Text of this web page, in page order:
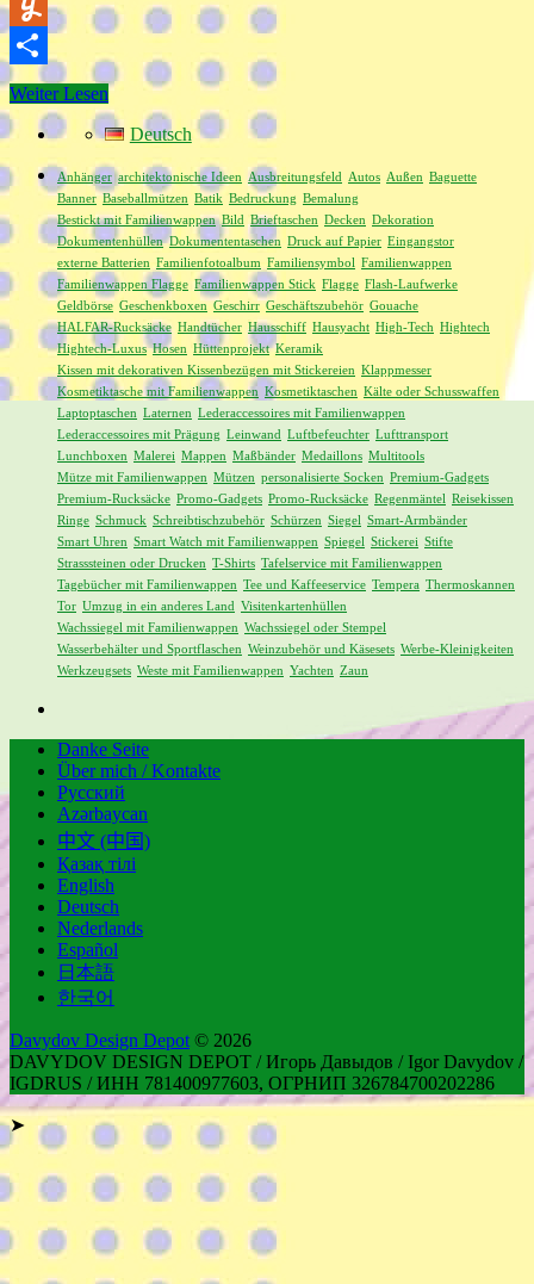
XING
Yummly
Teilen
Weiter Lesen
Deutsch
Anhänger architektonische Ideen Ausbreitungsfeld Autos Außen Baguette
Banner Baseballmützen Batik Bedruckung Bemalung
Bestickt mit Familienwappen Bild Brieftaschen Decken Dekoration
Dokumentenhüllen Dokumententaschen Druck auf Papier Eingangstor
externe Batterien Familienfotoalbum Familiensymbol
Familienwappen
Familienwappen Flagge Familienwappen Stick Flagge Flash-Laufwerke
Geldbörse Geschenkboxen Geschirr Geschäftszubehör Gouache
HALFAR-Rucksäcke Handtücher Hausschiff Hausyacht High-Tech Hightech
Hightech-Luxus Hosen Hüttenprojekt Keramik
Kissen mit dekorativen Kissenbezügen mit Stickereien Klappmesser
Kosmetiktasche mit Familienwappen Kosmetiktaschen Kälte oder Schusswaffen
Laptoptaschen Laternen Lederaccessoires mit Familienwappen
Lederaccessoires mit Prägung Leinwand Luftbefeuchter Lufttransport
Lunchboxen Malerei Mappen Maßbänder Medaillons Multitools
Mütze mit Familienwappen Mützen personalisierte Socken Premium-Gadgets
Premium-Rucksäcke Promo-Gadgets Promo-Rucksäcke Regenmäntel
Reisekissen
Ringe Schmuck Schreibtischzubehör Schürzen Siegel
Smart-Armbänder
Smart Uhren Smart Watch mit Familienwappen Spiegel Stickerei Stifte
Strasssteinen oder Drucken T-Shirts Tafelservice mit Familienwappen
Tagebücher mit Familienwappen Tee und Kaffeeservice Tempera Thermoskannen
Tor Umzug in ein anderes Land
Visitenkartenhüllen
Wachssiegel mit Familienwappen Wachssiegel oder Stempel
Wasserbehälter und Sportflaschen Weinzubehör und Käsesets Werbe-Kleinigkeiten
Werkzeugsets Weste mit Familienwappen Yachten Zaun
Danke Seite
Über mich / Kontakte
Русский
Azərbaycan
中文 (中国)
Қазақ тілі
English
Deutsch
Nederlands
Español
日本語
한국어
Davydov Design Depot © 2026
DAVYDOV DESIGN DEPOT / Игорь Давыдов / Igor Davydov /
IGDRUS / ИНН 781400977603, ОГРНИП 326784700202286
➤